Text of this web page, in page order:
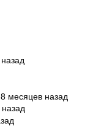
месяцев назад